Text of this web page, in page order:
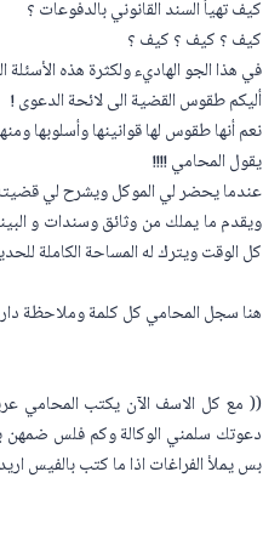
كيف تهيأ السند القانوني بالدفوعات ؟
كيف ؟ كيف ؟ كيف ؟
في هذا الجو الهاديء ولكثرة هذه الأسئلة
أليكم طقوس القضية الى لائحة الدعوى !
نعم أنها طقوس لها قوانينها وأسلوبها
يقول المحامي !!!!
عندما يحضر لي الموكل ويشرح لي
ويقدم ما يملك من وثائق وسندات و
كل الوقت ويترك له المساحة الكاملة
هنا سجل المحامي كل كلمة وملاحظة
(( مع كل الاسف الآن يكتب المحامي
دعوتك سلمني الوكالة وكم فلس ضمهن
بس يملأ الفراغات اذا ما كتب بالفيس